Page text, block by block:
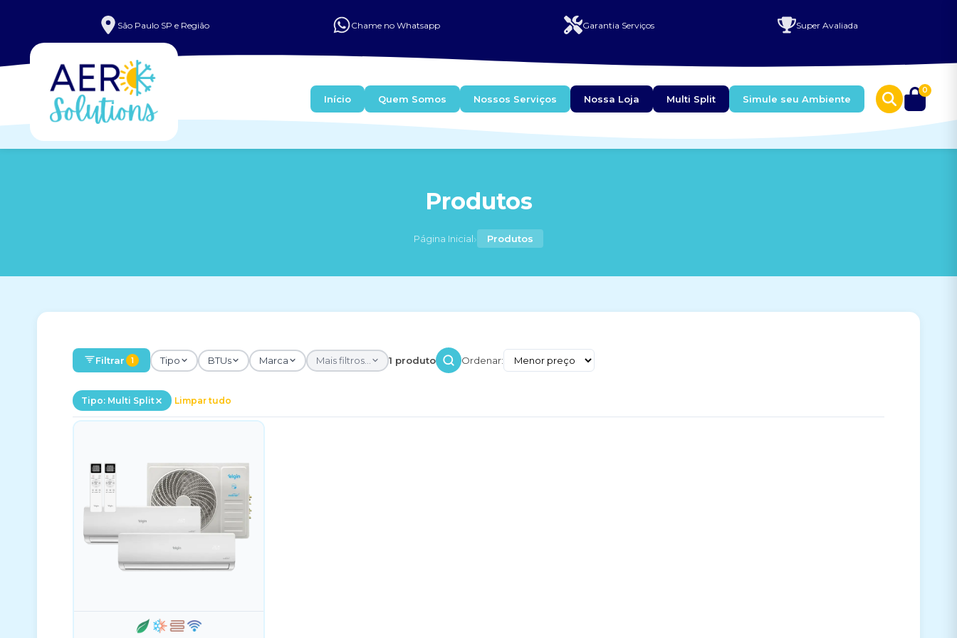
São Paulo SP e Região Chame no Whatsapp Garantia Serviços Super Avaliada
Início Quem Somos Nossos Serviços Nossa Loja Multi Split Simule seu Ambiente
0
Produtos
Página Inicial› Produtos
Filtrar 1 Tipo BTUs Marca Mais filtros... 1 produto Ordenar:
Tipo: Multi Split Limpar tudo